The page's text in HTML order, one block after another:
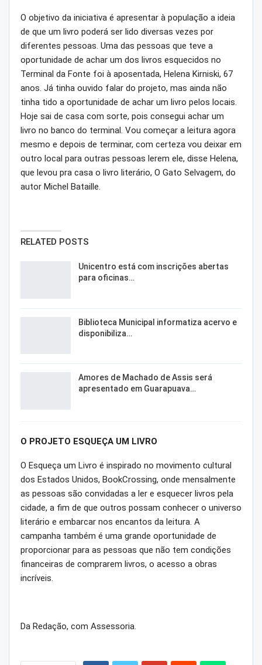
O objetivo da iniciativa é apresentar à população a ideia
de que um livro poderá ser lido diversas vezes por
diferentes pessoas. Uma das pessoas que teve a
oportunidade de achar um dos livros esquecidos no
Terminal da Fonte foi à aposentada, Helena Kirniski, 67
anos. Já tinha ouvido falar do projeto, mas ainda não
tinha tido a oportunidade de achar um livro pelos locais.
Hoje sai de casa com sorte, pois consegui achar um
livro no banco do terminal. Vou começar a leitura agora
mesmo e depois de terminar, com certeza vou deixar em
outro local para outras pessoas lerem ele, disse Helena,
que levou pra casa o livro literário, O Gato Selvagem, do
autor Michel Bataille.
RELATED POSTS
Unicentro está com inscrições abertas
para oficinas…
Biblioteca Municipal informatiza acervo e
disponibiliza…
Amores de Machado de Assis será
apresentado em Guarapuava…
O PROJETO ESQUEÇA UM LIVRO
O Esqueça um Livro é inspirado no movimento cultural
dos Estados Unidos, BookCrossing, onde mensalmente
as pessoas são convidadas a ler e esquecer livros pela
cidade, a fim de que outros possam conhecer o universo
literário e embarcar nos encantos da leitura. A
campanha também é uma grande oportunidade de
proporcionar para as pessoas que não tem condições
financeiras de comprarem livros, o acesso a obras
incríveis.
Da Redação, com Assessoria.